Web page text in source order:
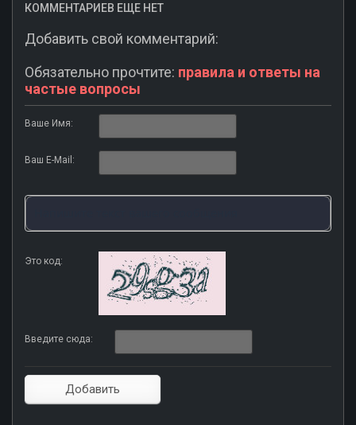
КОММЕНТАРИЕВ ЕЩЕ НЕТ
Добавить свой комментарий:
Обязательно прочтите: правила и ответы на
частые вопросы
Ваше Имя:
Ваш E-Mail:
Это код:
Введите сюда: